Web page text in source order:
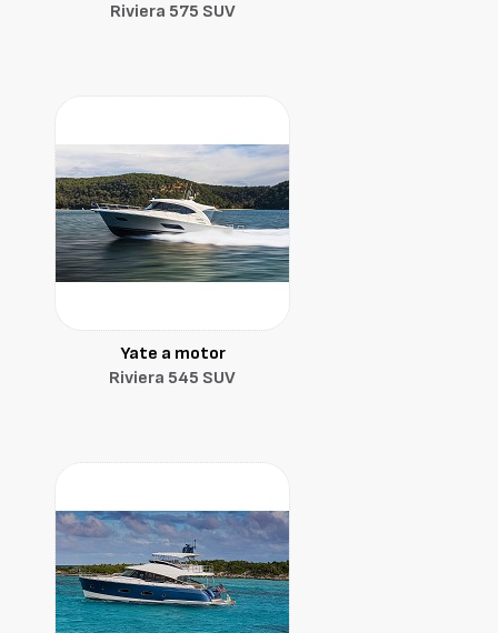
Riviera 575 SUV
Yate a motor
Riviera 545 SUV